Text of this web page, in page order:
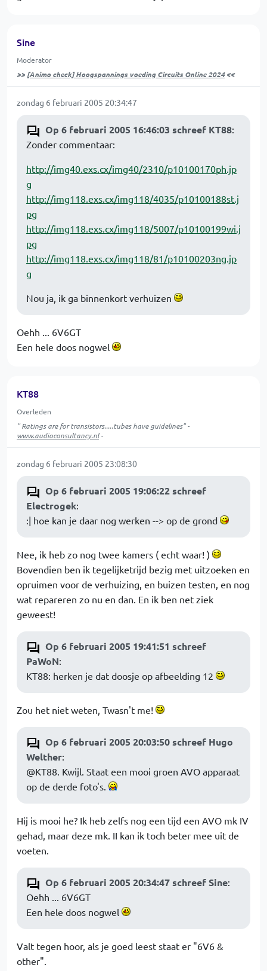
Sine
Moderator
>> [Animo check] Hoogspannings voeding Circuits Online 2024<<
zondag 6 februari 2005 20:34:47
Op 6 februari 2005 16:46:03 schreef KT88:
Zonder commentaar:
http://img40.exs.cx/img40/2310/p10100170ph.jp
g
http://img118.exs.cx/img118/4035/p10100188st.j
pg
http://img118.exs.cx/img118/5007/p10100199wi.j
pg
http://img118.exs.cx/img118/81/p10100203ng.jp
g
Nou ja, ik ga binnenkort verhuizen
Oehh ... 6V6GT
Een hele doos nogwel
KT88
Overleden
" Ratings are for transistors.....tubes have guidelines" -
www.audioconsultancy.nl-
zondag 6 februari 2005 23:08:30
Op 6 februari 2005 19:06:22 schreef
Electrogek:
:| hoe kan je daar nog werken --> op de grond
Nee, ik heb zo nog twee kamers ( echt waar! )
Bovendien ben ik tegelijketrijd bezig met uitzoeken en
opruimen voor de verhuizing, en buizen testen, en nog
wat repareren zo nu en dan. En ik ben net ziek
geweest!
Op 6 februari 2005 19:41:51 schreef
PaWoN:
KT88: herken je dat doosje op afbeelding 12
Zou het niet weten, Twasn't me!
Op 6 februari 2005 20:03:50 schreef Hugo
Welther:
@KT88. Kwijl. Staat een mooi groen AVO apparaat
op de derde foto's.
Hij is mooi he? Ik heb zelfs nog een tijd een AVO mk IV
gehad, maar deze mk. II kan ik toch beter mee uit de
voeten.
Op 6 februari 2005 20:34:47 schreef Sine:
Oehh ... 6V6GT
Een hele doos nogwel
Valt tegen hoor, als je goed leest staat er "6V6 &
other".